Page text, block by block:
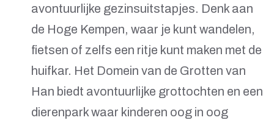
avontuurlijke gezinsuitstapjes. Denk aan
de Hoge Kempen, waar je kunt wandelen,
fietsen of zelfs een ritje kunt maken met de
huifkar. Het Domein van de Grotten van
Han biedt avontuurlijke grottochten en een
dierenpark waar kinderen oog in oog